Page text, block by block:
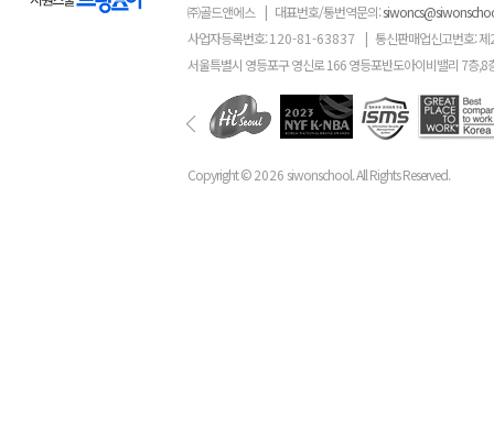
㈜골드앤에스 | 대표번호/통번역문의:
사업자등록번호:120-81-63837 | 통신판매업신고번호: 제
서울특별시 영등포구 영신로 166 영등포반도아이비밸리 7층,8
Copyright ©2026 siwonschool. All Rights Reserved.